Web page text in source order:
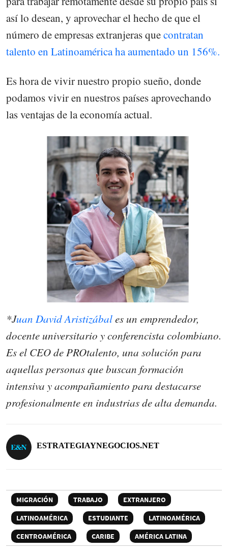
así lo desean, y aprovechar el hecho de que el
número de empresas extranjeras quecontratan
talento en Latinoamérica ha aumentado un 156%.
Es hora de vivir nuestro propio sueño, donde
podamos vivir en nuestros países aprovechando
las ventajas de la economía actual.
*Juan David Aristizábales un emprendedor,
docente universitario y conferencista colombiano.
Es el CEO de PROtalento, una solución para
aquellas personas que buscan formación
intensiva y acompañamiento para destacarse
profesionalmente en industrias de alta demanda.
ESTRATEGIAYNEGOCIOS.NET
MIGRACIÓN TRABAJO
EXTRANJERO
LATINOAMÉRICA
ESTUDIANTE
LATINOAMÉRICA
CENTROAMÉRICA
CARIBE AMÉRICA LATINA